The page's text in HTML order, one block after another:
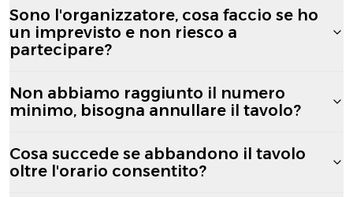
Sono l'organizzatore, cosa faccio se ho
un imprevisto e non riesco a
partecipare?
Non abbiamo raggiunto il numero
minimo, bisogna annullare il tavolo?
Cosa succede se abbandono il tavolo
oltre l'orario consentito?